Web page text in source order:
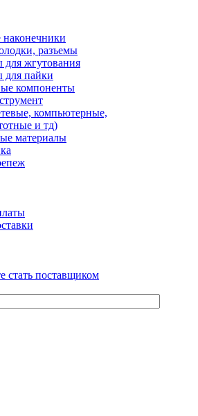
разъемы
для жгутования
для пайки
компоненты
компьютерные,
и тд)
материалы
стать поставщиком